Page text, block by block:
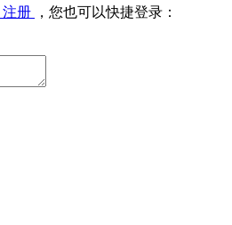
注册 ，您也可以快捷登录：